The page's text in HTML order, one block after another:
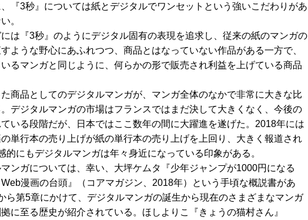
『3秒』については紙とデジタルでワンセットという強いこだわりがあ
。
は『3秒』のようにデジタル固有の表現を追求し、従来の紙のマンガの
ような野心にあふれつつ、商品とはなっていない作品がある一方で、
るマンガと同じように、何らかの形で販売され利益を上げている商品
商品としてのデジタルマンガが、マンガ全体のなかで非常に大きな比
デジタルマンガの市場はフランスではまだ決して大きくなく、今後の
いる段階だが、日本ではここ数年の間に大躍進を遂げた。2018年には
単行本の売り上げが紙の単行本の売り上げを上回り、大きく報道され
的にもデジタルマンガは年々身近になっている印象がある。
ンガについては、幸い、大坪ケムタ『少年ジャンプが1000円になる
漫画の台頭』（コアマガジン、2018年）という手頃な概説書があ
ら第5章にかけて、デジタルマンガの誕生から現在のさまざまなマンガ
に至る歴史が紹介されている。ほしよりこ『きょうの猫村さん』